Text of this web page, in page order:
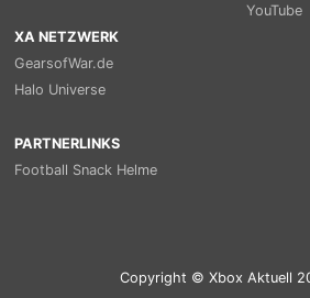
YouTube
XA NETZWERK
GearsofWar.de
Halo Universe
PARTNERLINKS
Football Snack Helme
Copyright © Xbox Aktuell